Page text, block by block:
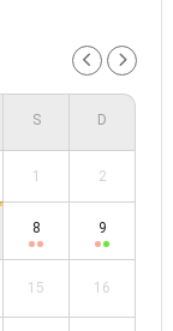
1 2
8 9
15 16